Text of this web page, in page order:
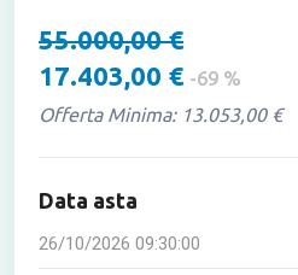
55.000,00 €
17.403,00 € -69 %
Offerta Minima: 13.053,00 €
Data asta
26/10/2026 09:30:00